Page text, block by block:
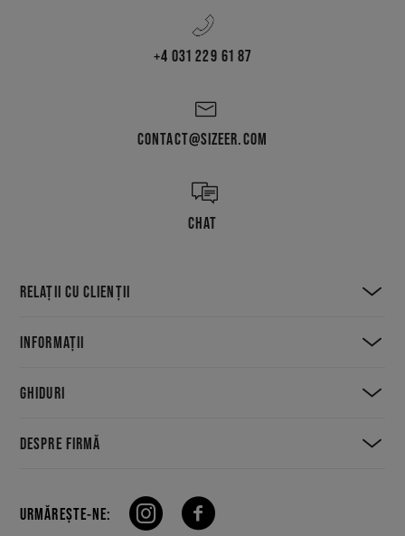
+4 031 229 61 87
CONTACT@SIZEER.COM
CHAT
RELAȚII CU CLIENȚII
INFORMAȚII
GHIDURI
DESPRE FIRMĂ
URMĂREȘTE-NE: